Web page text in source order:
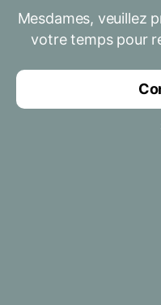
Mesdames, veuillez
votre temps pour